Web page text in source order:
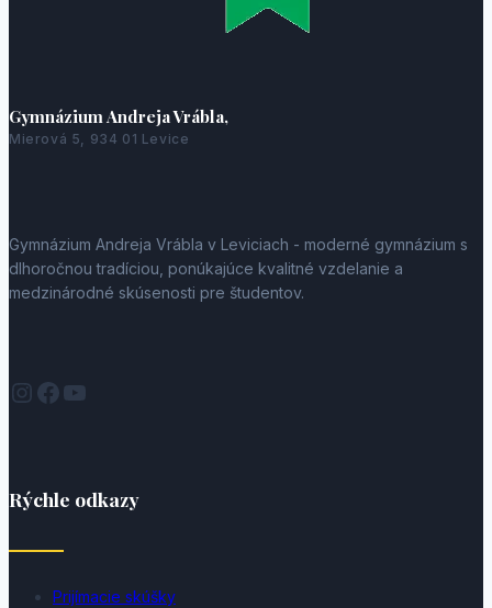
Gymnázium Andreja Vrábla,
Mierová 5, 934 01 Levice
Gymnázium Andreja Vrábla v Leviciach - moderné gymnázium s
dlhoročnou tradíciou, ponúkajúce kvalitné vzdelanie a
medzinárodné skúsenosti pre študentov.
Instagram
Facebook
YouTube
Rýchle odkazy
Prijímacie skúšky